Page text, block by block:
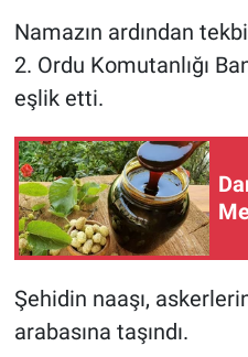
Namazın ardından
2. Ordu Komutanlığı
eşlik etti.
Şehidin naaşı,
arabasına taşındı.